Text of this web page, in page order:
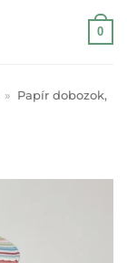
0
» Papír dobozok,